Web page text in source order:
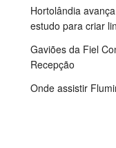
Hortolândia
estudo para criar
Gaviões da Fiel
Recepção
Onde assistir